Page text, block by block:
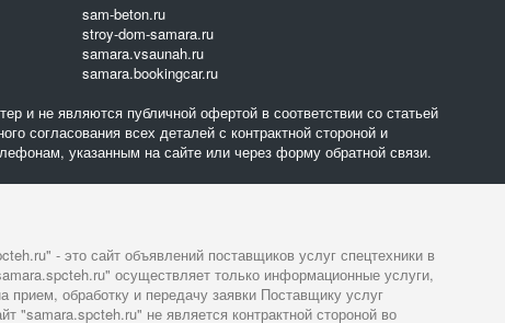
sam-beton.ru
stroy-dom-samara.ru
samara.vsaunah.ru
samara.bookingcar.ru
и не являются публичной офертой в соответствии со статьей
согласования всех деталей с контрактной стороной и
указанным на сайте или через форму обратной связи.
- это сайт объявлений поставщиков услуг спецтехники в
осуществляет только информационные услуги,
прием, обработку и передачу заявки Поставщику услуг
"samara.spcteh.ru" не является контрактной стороной во